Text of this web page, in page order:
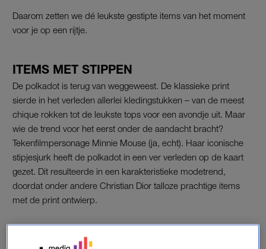
Daarom zetten we dé leukste gestipte items van het moment
voor je op een rijtje.
ITEMS MET STIPPEN
De polkadot is terug van weggeweest. De klassieke print
sierde in het verleden allerlei kledingstukken – van de meest
chique rokken tot de leukste tops voor een avondje uit. Maar
wie de trend voor het eerst onder de aandacht bracht?
Tekenfilmpersonage Minnie Mouse (ja, echt). Haar iconische
stipjesjurk heeft de polkadot in een ver verleden op de kaart
gezet. Dit resulteerde in een karakteristieke modetrend,
doordat onder andere Christian Dior talloze prachtige items
met de print ontwierp.
ALLE KANTEN OP